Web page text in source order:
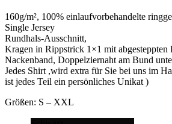
160g/m², 100% einlaufvorbehandelte
Single Jersey
Rundhals-Ausschnitt,
Kragen in Rippstrick 1×1 mit abgesteppten
Nackenband, Doppelziernaht am Bund
Jedes Shirt ,wird extra für Sie bei uns im
ist jedes Teil ein persönliches Unikat )
Größen: S – XXL